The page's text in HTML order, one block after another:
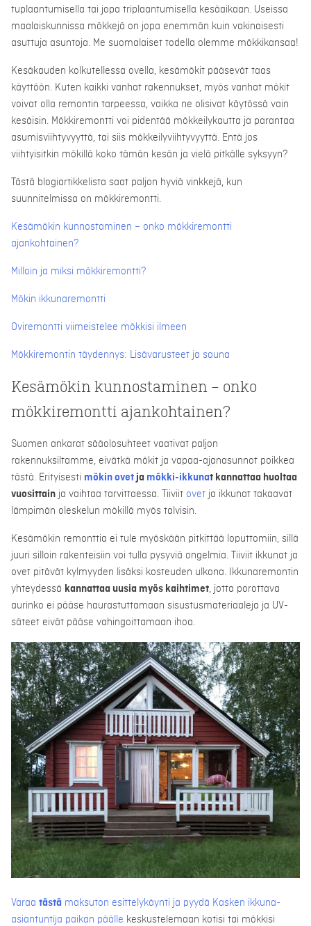
tuplaantumisella tai jopa triplaantumisella kesäaikaan. Useissa
maalaiskunnissa mökkejä on jopa enemmän kuin vakinaisesti
asuttuja asuntoja. Me suomalaiset todella olemme mökkikansaa!
Kesäkauden kolkutellessa ovella, kesämökit pääsevät taas
käyttöön. Kuten kaikki vanhat rakennukset, myös vanhat mökit
voivat olla remontin tarpeessa, vaikka ne olisivat käytössä vain
kesäisin. Mökkiremontti voi pidentää mökkeilykautta ja parantaa
asumisviihtyvyyttä, tai siis mökkeilyviihtyvyyttä. Entä jos
viihtyisitkin mökillä koko tämän kesän ja vielä pitkälle syksyyn?
Tästä blogiartikkelista saat paljon hyviä vinkkejä, kun
suunnitelmissa on mökkiremontti.
Kesämökin kunnostaminen – onko mökkiremontti
ajankohtainen?
Milloin ja miksi mökkiremontti?
Mökin ikkunaremontti
Oviremontti viimeistelee mökkisi ilmeen
Mökkiremontin täydennys: Lisävarusteet ja sauna
Kesämökin kunnostaminen – onko
mökkiremontti ajankohtainen?
Suomen ankarat sääolosuhteet vaativat paljon
rakennuksiltamme, eivätkä mökit ja vapaa-ajanasunnot poikkea
tästä. Erityisesti mökin ovetja mökki-ikkunat kannattaa huoltaa
vuosittain ja vaihtaa tarvittaessa. Tiiviit ovet ja ikkunat takaavat
lämpimän oleskelun mökillä myös talvisin.
Kesämökin remonttia ei tule myöskään pitkittää loputtomiin, sillä
juuri silloin rakenteisiin voi tulla pysyviä ongelmia. Tiiviit ikkunat ja
ovet pitävät kylmyyden lisäksi kosteuden ulkona. Ikkunaremontin
yhteydessä kannattaa uusia myös kaihtimet, jotta porottava
aurinko ei pääse haurastuttamaan sisustusmateriaaleja ja UV-
säteet eivät pääse vahingoittamaan ihoa.
Varaa tästä maksuton esittelykäynti ja pyydä Kasken ikkuna-
asiantuntija paikan päälle keskustelemaan kotisi tai mökkisi